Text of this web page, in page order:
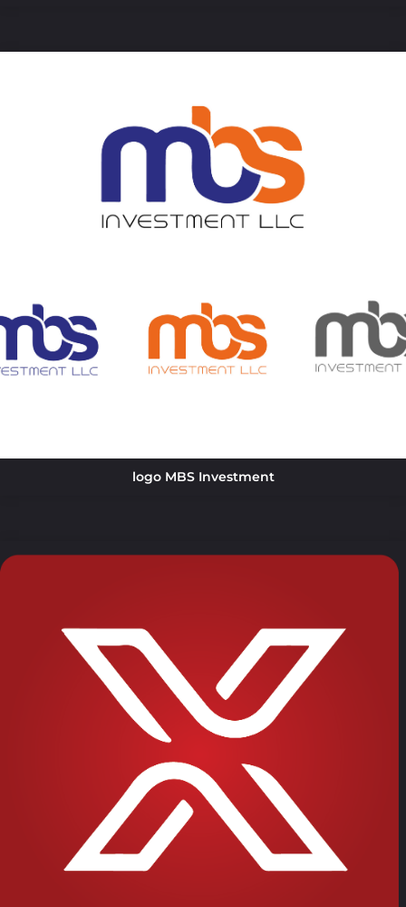
logo MBS Investment